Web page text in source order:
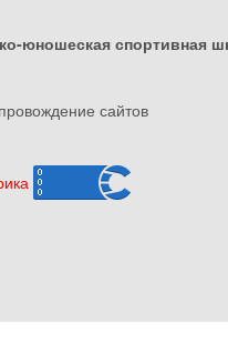
юношеская спортивная
сайтов